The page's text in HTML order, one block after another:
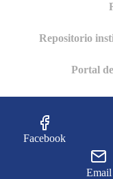
Repositorio
Portal
Facebook
Email